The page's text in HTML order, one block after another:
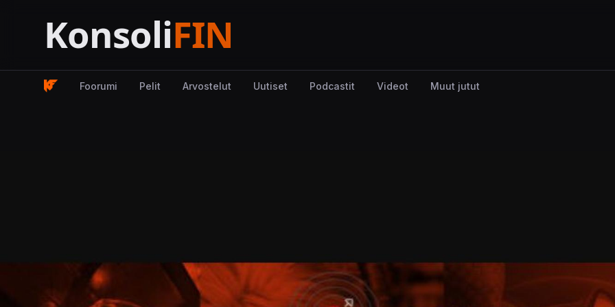
Foorumi Pelit Arvostelut Uutiset Podcastit Videot Muut jutut